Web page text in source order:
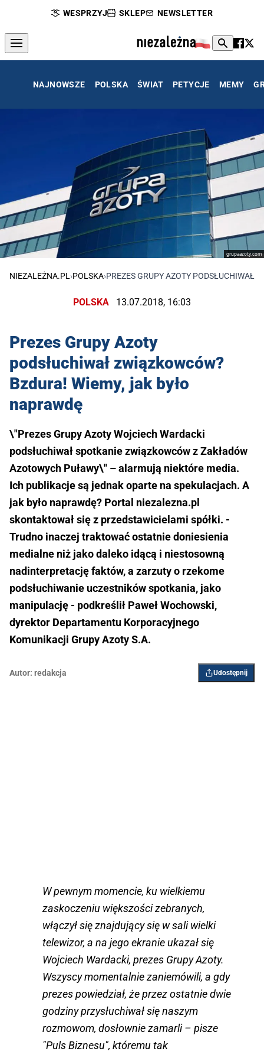
WESPRZYJ SKLEP NEWSLETTER
NAJNOWSZE POLSKA ŚWIAT PETYCJE MEMY
grupaazoty.com
NIEZALEŻNA.PL›POLSKA›PREZES GRUPY AZOTY PODSŁUCHIWAŁ
POLSKA 13.07.2018, 16:03
Prezes Grupy Azoty
podsłuchiwał związkowców?
Bzdura! Wiemy, jak było
naprawdę
\"Prezes Grupy Azoty Wojciech Wardacki
podsłuchiwał spotkanie związkowców z Zakładów
Azotowych Puławy\" – alarmują niektóre media.
Ich publikacje są jednak oparte na spekulacjach. A
jak było naprawdę? Portal niezalezna.pl
skontaktował się z przedstawicielami spółki. -
Trudno inaczej traktować ostatnie doniesienia
medialne niż jako daleko idącą i niestosowną
nadinterpretację faktów, a zarzuty o rzekome
podsłuchiwanie uczestników spotkania, jako
manipulację - podkreślił Paweł Wochowski,
dyrektor Departamentu Korporacyjnego
Komunikacji Grupy Azoty S.A.
Autor: redakcja Udostępnij
W pewnym momencie, ku wielkiemu
zaskoczeniu większości zebranych,
włączył się znajdujący się w sali wielki
telewizor, a na jego ekranie ukazał się
Wojciech Wardacki, prezes Grupy Azoty.
Wszyscy momentalnie zaniemówili, a gdy
prezes powiedział, że przez ostatnie dwie
godziny przysłuchiwał się naszym
rozmowom, dosłownie zamarli – pisze
"Puls Biznesu", któremu tak